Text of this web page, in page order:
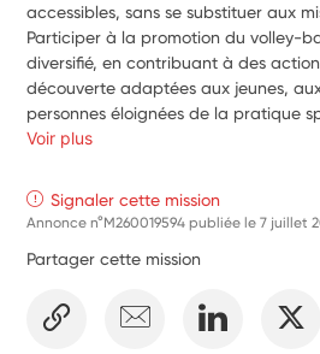
accessibles, sans se substituer aux
Participer à la promotion du volley-
diversifié, en contribuant à des
découverte adaptées aux jeunes,
personnes éloignées de la pratique
Voir plus
Signaler cette mission
Annonce n°M260019594 publiée le7 juillet
Partager cette mission